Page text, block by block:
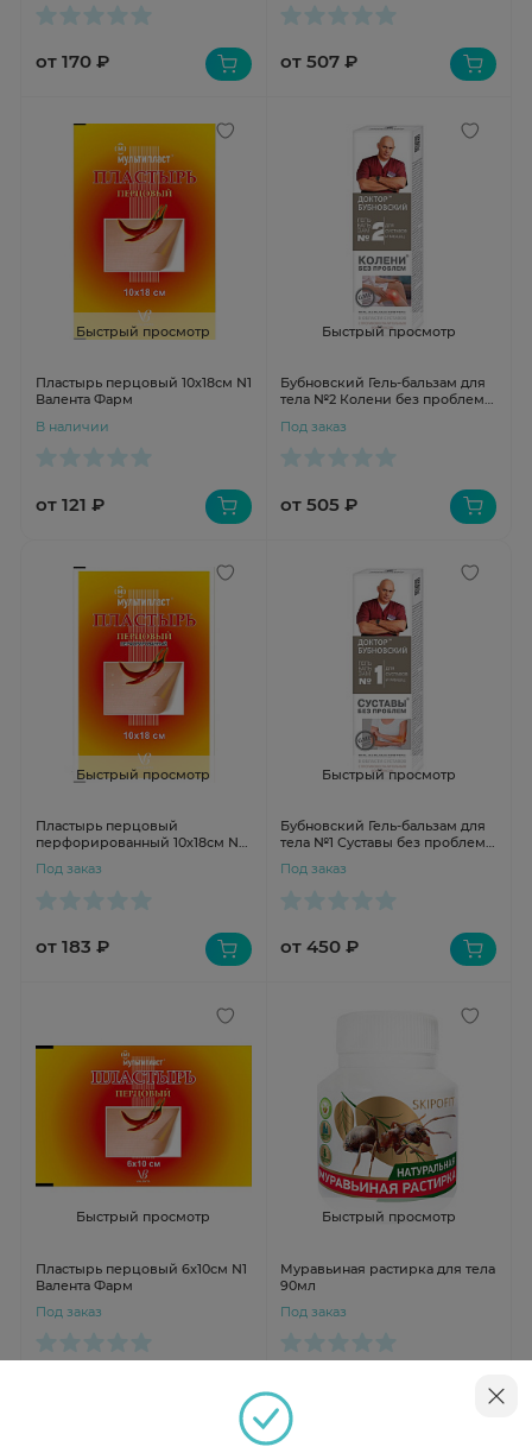
от 170 ₽ от 507 ₽
Быстрый просмотр
Пластырь перцовый 10х18см N1
Валента Фарм
В наличии
от 121 ₽
Быстрый просмотр
Бубновский Гель-бальзам для
тела №2 Колени без проблем
Под заказ
от 505 ₽
Быстрый просмотр
Пластырь перцовый
перфорированный 10х18см N1
Под заказ
от 183 ₽
Быстрый просмотр
Бубновский Гель-бальзам для
тела №1 Суставы без проблем
Под заказ
от 450 ₽
Быстрый просмотр
Пластырь перцовый 6х10см N1
Валента Фарм
Под заказ
Быстрый просмотр
Муравьиная растирка для тела
90мл
Под заказ